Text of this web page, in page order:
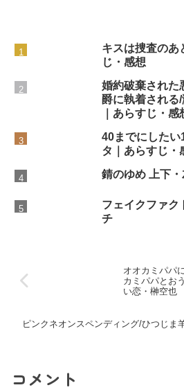
キスは捜査のあ
じ・感想
婚約破棄された
爵に執着される
｜あらすじ・感
40までにしたい
タ｜あらすじ・
錆のゆめ 上下
フェイクファク
チ
オオカミパパ
カミパパとお
い恋・榊空也
ピンクネオンスペンディング/ひつじま
コメント